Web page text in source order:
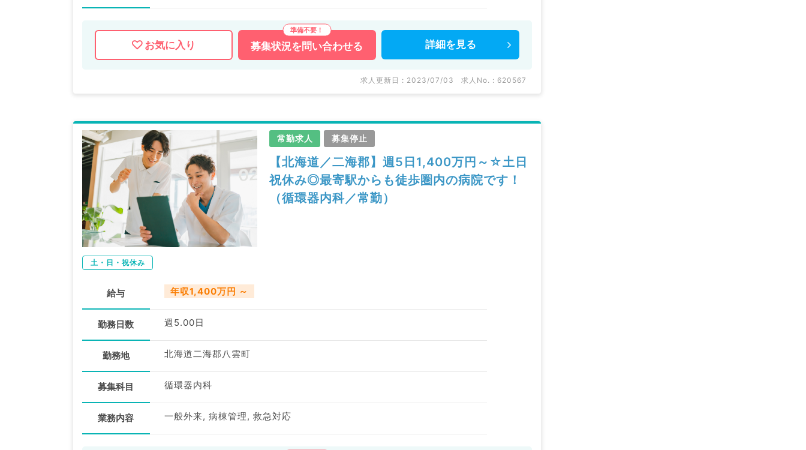
お気に入り 募集状況を 問い合わせる 詳細を 見る
求人更新日 : 2023/07/03 求人No. : 620567
常勤求人 募集停止
【北海道／二海郡】週5日1,400万円～☆土日
祝休み◎最寄駅からも徒歩圏内の病院です！
（循環器内科／常勤）
土・日・祝休み
給与 年収1,400万円 ～
勤務日数 週5.00日
勤務地 北海道二海郡八雲町
募集科目 循環器内科
業務内容 一般外来, 病棟管理, 救急対応